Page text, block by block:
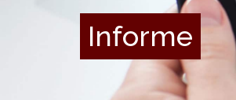
Informe